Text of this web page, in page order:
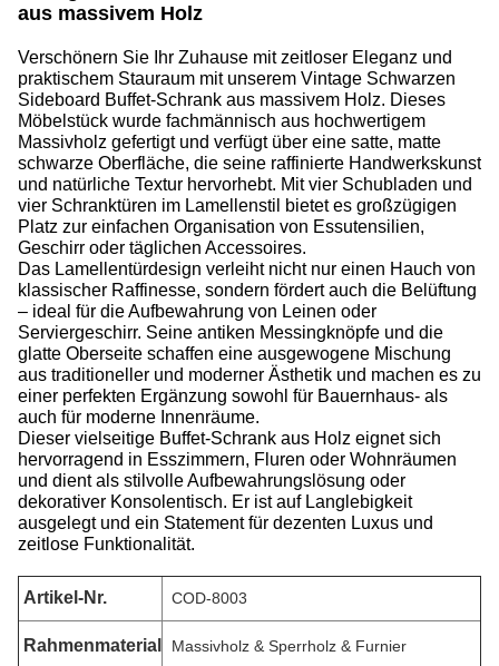
aus massivem Holz
Verschönern Sie Ihr Zuhause mit zeitloser Eleganz und
praktischem Stauraum mit unserem Vintage Schwarzen
Sideboard Buffet-Schrank aus massivem Holz. Dieses
Möbelstück wurde fachmännisch aus hochwertigem
Massivholz gefertigt und verfügt über eine satte, matte
schwarze Oberfläche, die seine raffinierte Handwerkskunst
und natürliche Textur hervorhebt. Mit vier Schubladen und
vier Schranktüren im Lamellenstil bietet es großzügigen
Platz zur einfachen Organisation von Essutensilien,
Geschirr oder täglichen Accessoires.
Das Lamellentürdesign verleiht nicht nur einen Hauch von
klassischer Raffinesse, sondern fördert auch die Belüftung
– ideal für die Aufbewahrung von Leinen oder
Serviergeschirr. Seine antiken Messingknöpfe und die
glatte Oberseite schaffen eine ausgewogene Mischung
aus traditioneller und moderner Ästhetik und machen es zu
einer perfekten Ergänzung sowohl für Bauernhaus- als
auch für moderne Innenräume.
Dieser vielseitige Buffet-Schrank aus Holz eignet sich
hervorragend in Esszimmern, Fluren oder Wohnräumen
und dient als stilvolle Aufbewahrungslösung oder
dekorativer Konsolentisch. Er ist auf Langlebigkeit
ausgelegt und ein Statement für dezenten Luxus und
zeitlose Funktionalität.
Artikel-Nr. COD-8003
Rahmenmaterial Massivholz & Sperrholz & Furnier